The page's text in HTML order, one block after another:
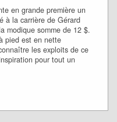
en grande première un
à la carrière de Gérard
modique somme de 12 $.
pied est en nette
les exploits de ce
pour tout un